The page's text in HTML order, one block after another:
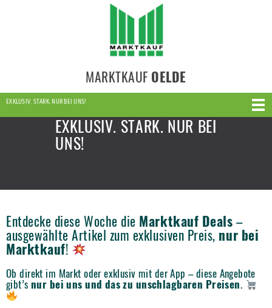
MARKTKAUF OELDE
EXKLUSIV. STARK. NUR BEI UNS!
EXKLUSIV. STARK. NUR BEI
UNS!
Entdecke diese Woche die Marktkauf Deals–
ausgewählte Artikel zum exklusiven Preis, nur bei
Marktkauf!
Ob direkt im Markt oder exklusiv mit der App – diese Angebote
gibt’s nur bei uns und das zu unschlagbaren Preisen.